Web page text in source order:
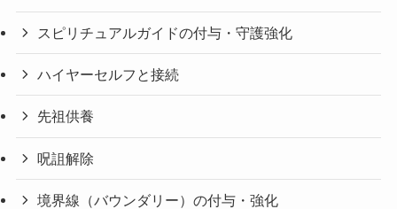
スピリチュアルガイドの付与・守護強化
ハイヤーセルフと接続
先祖供養
呪詛解除
境界線（バウンダリー）の付与・強化